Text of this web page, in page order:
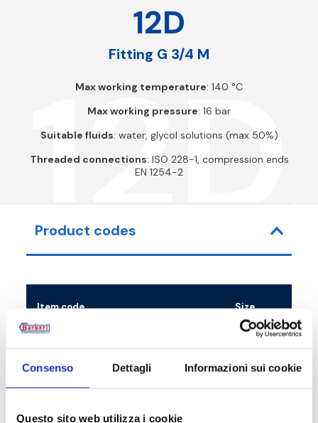
Consenso Dettagli Informazioni sui cookie
Questo sito web utilizza i cookie
12D
12D
Fitting G 3/4 M
Max working temperature: 140 °C
Max working pressure: 16 bar
Suitable fluids: water, glycol solutions (max 50%)
Threaded connections: ISO 228-1, compression ends
EN 1254-2
Product codes
Item code Size